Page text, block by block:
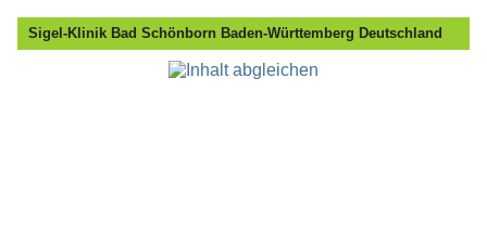
Sigel-Klinik Bad Schönborn Baden-Württemberg Deutschland